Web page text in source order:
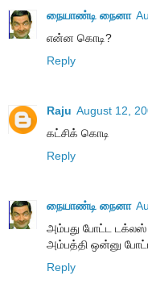
நையாண்டி நைனா
என்ன கொடி?
Reply
Raju August 12,
கட்சிக் கொடி
Reply
நையாண்டி நைனா
அம்பது போட்ட
அம்பத்தி ஒன்னு
Reply